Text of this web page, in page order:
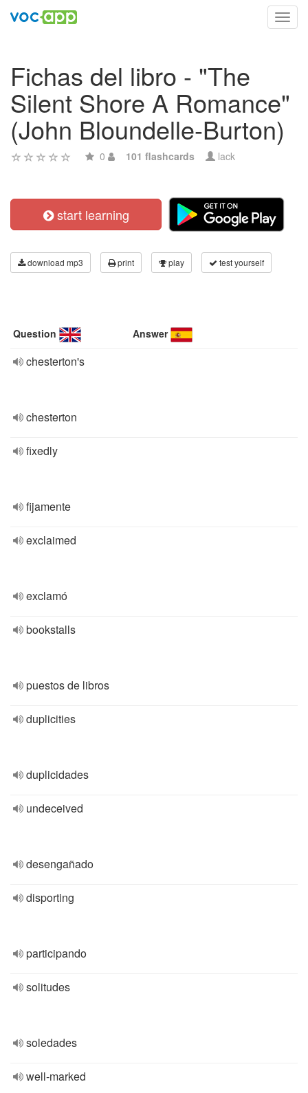
Fichas del libro - "The
Silent Shore A Romance"
(John Bloundelle-Burton)
0 101 flashcards lack
start learning
download mp3 print play test yourself
Question Answer
chesterton's
chesterton
fixedly
fijamente
exclaimed
exclamó
bookstalls
puestos de libros
duplicities
duplicidades
undeceived
desengañado
disporting
participando
solitudes
soledades
well-marked